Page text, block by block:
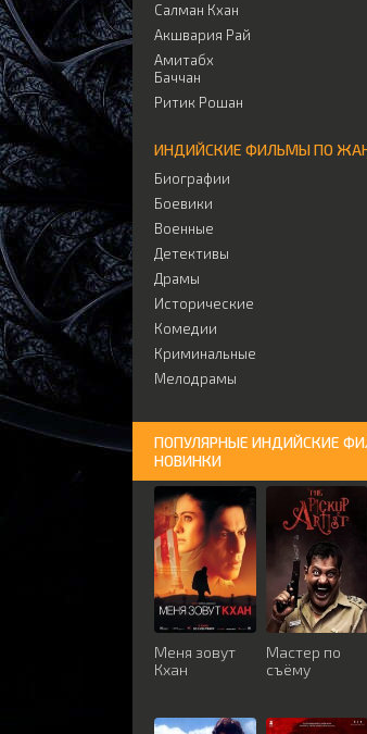
Салман Кхан
Акшвария Рай
Амитабх
Баччан
Ритик Рошан
ИНДИЙСКИЕ ФИЛЬМЫ ПО
Биографии
Боевики
Военные
Детективы
Драмы
Исторические
Комедии
Криминальные
Мелодрамы
ПОПУЛЯРНЫЕ ИНДИЙСКИЕ
НОВИНКИ
Меня зовут
Кхан
Мастер по
съёму